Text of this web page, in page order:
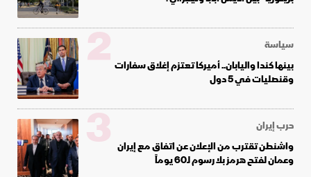
سياسة
بينها كندا واليابان.. أميركا تعتزم إغلاق سفارات
وقنصليات في 5 دول
2
حرب إيران
واشنطن تقترب من الإعلان عن اتفاق مع إيران
وعمان لفتح هرمز بلا رسوم لـ60 يوماً
3